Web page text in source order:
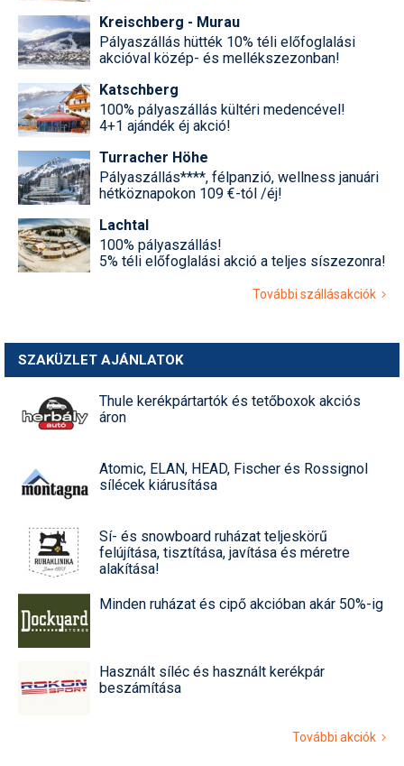
Kreischberg - Murau
Pályaszállás hütték 10% téli előfoglalási
akcióval közép- és mellékszezonban!
Katschberg
100% pályaszállás kültéri medencével!
4+1 ajándék éj akció!
Turracher Höhe
Pályaszállás****, félpanzió, wellness januári
hétköznapokon 109 €-tól /éj!
Lachtal
100% pályaszállás!
5% téli előfoglalási akció a teljes síszezonra!
További szállásakciók
SZAKÜZLET AJÁNLATOK
Thule kerékpártartók és tetőboxok akciós
áron
Atomic, ELAN, HEAD, Fischer és Rossignol
sílécek kiárusítása
Sí- és snowboard ruházat teljeskörű
felújítása, tisztítása, javítása és méretre
alakítása!
Minden ruházat és cipő akcióban akár 50%-ig
Használt síléc és használt kerékpár
beszámítása
További akciók